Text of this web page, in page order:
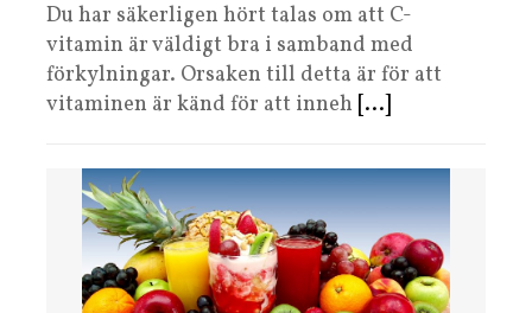
Du har säkerligen hört talas om att C-
vitamin är väldigt bra i samband med
förkylningar. Orsaken till detta är för att
vitaminen är känd för att inneh [...]